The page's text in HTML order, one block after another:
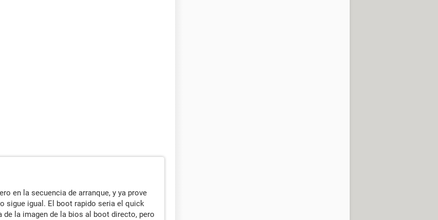
en la secuencia de arranque, y ya prove
sigue igual. El boot rapido seria el quick
la imagen de la bios al boot directo, pero